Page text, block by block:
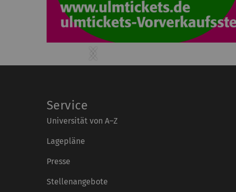
Previous
Service
Universität von A–Z
Lagepläne
Presse
Stellenangebote